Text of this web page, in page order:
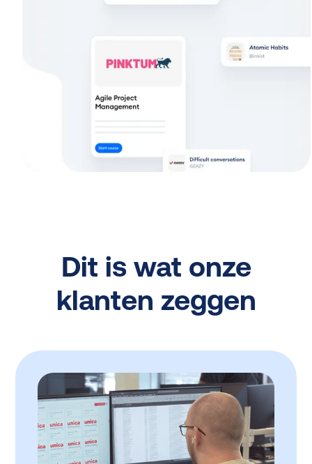
Dit is wat onze
klanten zeggen